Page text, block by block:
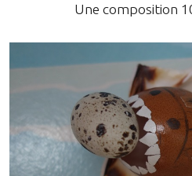
Une composition